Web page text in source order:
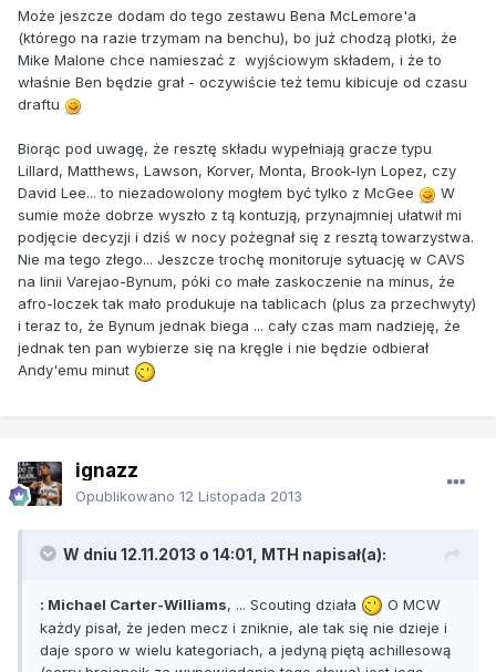
Może jeszcze dodam do tego zestawu Bena McLemore'a
(którego na razie trzymam na benchu), bo już chodzą plotki, że
Mike Malone chce namieszać z wyjściowym składem, i że to
właśnie Ben będzie grał - oczywiście też temu kibicuje od czasu
draftu
Biorąc pod uwagę, że resztę składu wypełniają gracze typu
Lillard, Matthews, Lawson, Korver, Monta, Brook-lyn Lopez, czy
David Lee... to niezadowolony mogłem być tylko z McGee
W
sumie może dobrze wyszło z tą kontuzją, przynajmniej ułatwił mi
podjęcie decyzji i dziś w nocy pożegnał się z resztą towarzystwa.
Nie ma tego złego... Jeszcze trochę monitoruje sytuację w CAVS
na linii Varejao-Bynum, póki co małe zaskoczenie na minus, że
afro-loczek tak mało produkuje na tablicach (plus za przechwyty)
i teraz to, że Bynum jednak biega ... cały czas mam nadzieję, że
jednak ten pan wybierze się na kręgle i nie będzie odbierał
Andy'emu minut
ignazz
Opublikowano 12 Listopada 2013
W dniu 12.11.2013 o 14:01, MTH napisał(a):
: Michael Carter-Williams, ... Scouting działa
O MCW
każdy pisał, że jeden mecz i zniknie, ale tak się nie dzieje i
daje sporo w wielu kategoriach, a jedyną piętą achillesową